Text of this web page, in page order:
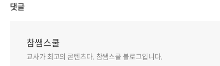
댓글
참쌤스쿨
교사가 최고의 콘텐츠다. 참쌤스쿨 블로그입니다.